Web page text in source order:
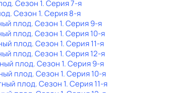
. Сезон 1. Серия 7-я
. Сезон 1. Серия 8-я
плод. Сезон 1. Серия 9-я
плод. Сезон 1. Серия 10-я
плод. Сезон 1. Серия 11-я
плод. Сезон 1. Серия 12-я
плод. Сезон 1. Серия 9-я
плод. Сезон 1. Серия 10-я
плод. Сезон 1. Серия 11-я